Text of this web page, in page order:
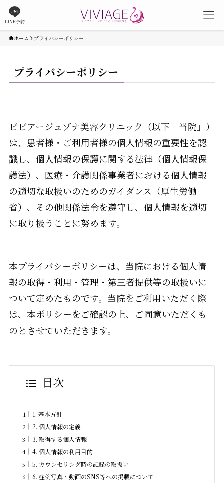
LINE予約
ホーム プライバシーポリシー
プライバシーポリシー
ビビアージュゾナ美容クリニック（以下「当院」）
は、患者様・ご利用者様の個人情報の重要性を認
識し、個人情報の保護に関する法律（個人情報保
護法）、医療・介護関係事業者における個人情報
の適切な取扱いのためのガイダンス（厚生労働
省）、その他関係法令を遵守し、個人情報を適切
に取り扱うことに努めます。
本プライバシーポリシーは、当院における個人情
報の取得・利用・管理・第三者提供等の取扱いに
ついて定めたものです。当院をご利用いただく際
は、本ポリシーをご確認の上、ご同意いただくも
のとさせていただきます。
目次
1. 基本方針
2. 個人情報の定義
3. 取得する個人情報
4. 個人情報の利用目的
5. カウンセリング時の記録の取扱い
6. 症例写真・動画のSNS等への掲載について